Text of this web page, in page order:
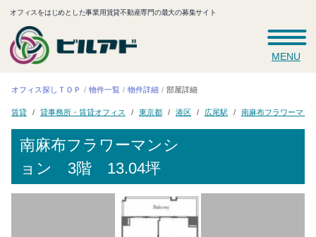
オフィスをはじめとした事業用賃貸不動産専門の最大の募集サイト
MENU
オフィス探しＴＯＰ 物件一覧 物件詳細 部屋詳細
賃貸 貸事務所・賃貸オフィス 東京都 港区 広尾駅 南麻布フラワーマン
南麻布フラワーマンシ
ョン 3階 13.04坪